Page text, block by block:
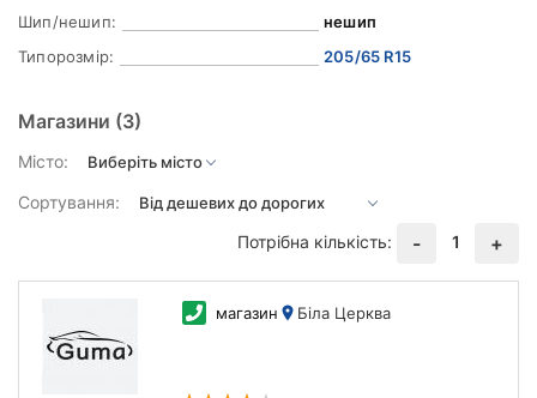
Шип/нешип:
нешип
Типорозмір:
205/65 R15
Магазини (3)
Місто:
Сортування:
Потрібна кількість:
- 1 +
магазин Біла Церква